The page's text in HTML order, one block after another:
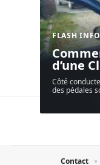
FLASH INFO
d’une
Côté
des pédales
Contact